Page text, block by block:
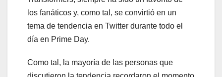
los fanáticos y, como tal, se convirtió en un
tema de tendencia en Twitter durante todo el
día en Prime Day.
Como tal, la mayoría de las personas que